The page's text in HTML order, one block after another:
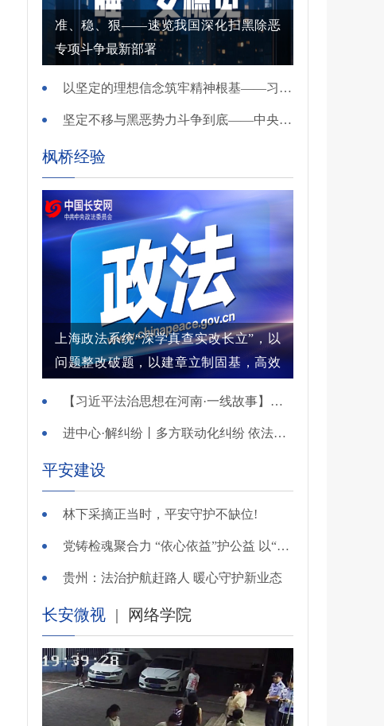
准、稳、狠——速览我国深化扫黑除恶
专项斗争最新部署
以坚定的理想信念筑牢精神根基——习近平党建思想理论品格系列述评之一
坚定不移与黑恶势力斗争到底——中央政法委负责同志就开展深化扫黑除恶专项斗争有关问题答记者问
枫桥经验
上海政法系统“深学真查实改长立”，以
问题整改破题，以建章立制固基，高效
【习近平法治思想在河南·一线故事】河南省新乡市红旗区：高能效治理的“洪门密码”
进中心·解纠纷丨多方联动化纠纷 依法调解护农耕
平安建设
林下采摘正当时，平安守护不缺位!
党铸检魂聚合力 “依心依益”护公益 以“四融”路径引领多元共治
贵州：法治护航赶路人 暖心守护新业态
长安微视 | 网络学院